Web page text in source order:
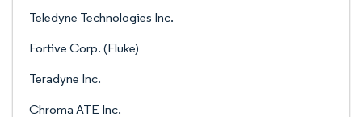
Teledyne Technologies Inc.
Fortive Corp. (Fluke)
Teradyne Inc.
Chroma ATE Inc.